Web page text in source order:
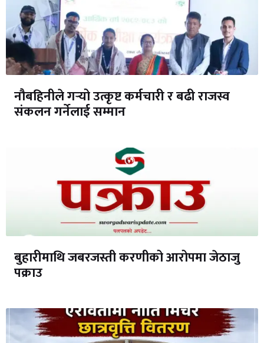
नौबहिनीले गर्‍यो उत्कृष्ट कर्मचारी र बढी राजस्व
संकलन गर्नेलाई सम्मान
बुहारीमाथि जबरजस्ती करणीको आरोपमा जेठाजु
पक्राउ